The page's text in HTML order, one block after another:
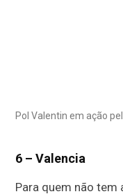
Pol Valentin em ação
6 – Valencia
Para quem não tem